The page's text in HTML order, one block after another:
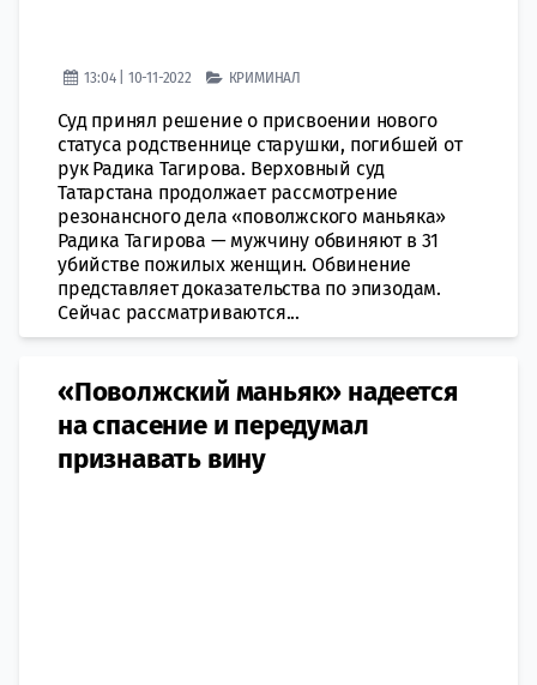
13:04 | 10-11-2022 КРИМИНАЛ
Суд принял решение о присвоении нового
статуса родственнице старушки, погибшей от
рук Радика Тагирова. Верховный суд
Татарстана продолжает рассмотрение
резонансного дела «поволжского маньяка»
Радика Тагирова — мужчину обвиняют в 31
убийстве пожилых женщин. Обвинение
представляет доказательства по эпизодам.
Сейчас рассматриваются...
«Поволжский маньяк» надеется
на спасение и передумал
признавать вину